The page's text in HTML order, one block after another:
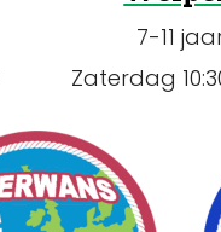
7-11
Zaterdag